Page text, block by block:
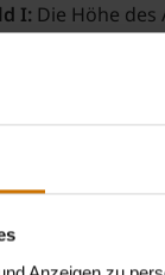
I: Die Höhe
selbstständig
aus dem
richtet sich
über